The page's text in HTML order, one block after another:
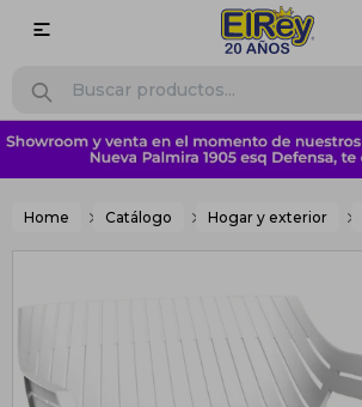

Home Catálogo Hogar y exterior